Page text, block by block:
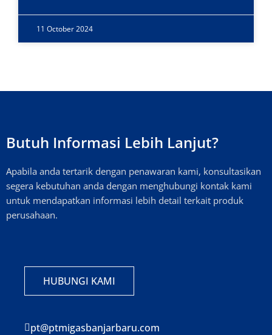
11 October 2024
Butuh Informasi Lebih Lanjut?
Apabila anda tertarik dengan penawaran kami, konsultasikan
segera kebutuhan anda dengan menghubungi kontak kami
untuk mendapatkan informasi lebih detail terkait produk
perusahaan.
HUBUNGI KAMI
pt@ptmigasbanjarbaru.com